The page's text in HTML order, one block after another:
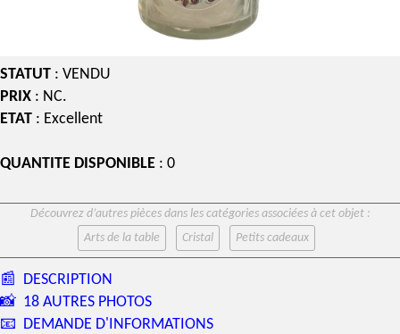
STATUT : VENDU
PRIX : NC.
ETAT : Excellent
QUANTITE DISPONIBLE : 0
Découvrez d’autres pièces dans les catégories associées à cet objet :
Arts de la table
Cristal Petits cadeaux
📰 DESCRIPTION
📸 18 AUTRES PHOTOS
📧 DEMANDE D'INFORMATIONS